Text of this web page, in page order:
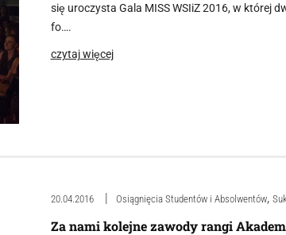
się uroczysta Gala MISS WSIiZ 2016, w której
fo….
czytaj więcej
20.04.2016 Osiągnięcia Studentów i Absolwentów,
Za nami kolejne zawody rangi